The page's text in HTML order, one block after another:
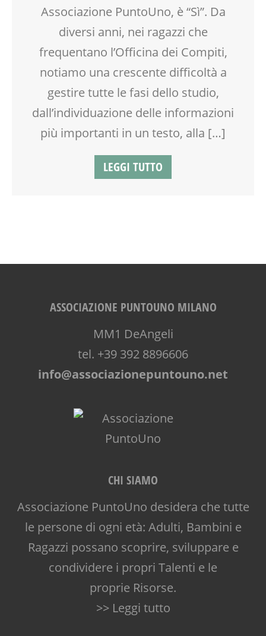
OFFICINA
SCUOLA
TEMPO LIBERO
VIA FARUFFINI
Associazione PuntoUno, è “Sì”. Da
diversi anni, nei ragazzi che
frequentano l’Officina dei Compiti,
notiamo una crescente difficoltà a
gestire tutte le fasi dello studio,
dall’individuazione delle informazioni
più importanti in un testo, alla […]
LEGGI TUTTO
ASSOCIAZIONE PUNTOUNO MILANO
MM1 DeAngeli
tel. +39 392 8896606
info@associazionepuntouno.net
CHI SIAMO
Associazione PuntoUno desidera che tutte
le persone di ogni età: Adulti, Bambini e
Ragazzi possano scoprire, sviluppare e
condividere i propri Talenti e le
proprie Risorse.
>> Leggi tutto